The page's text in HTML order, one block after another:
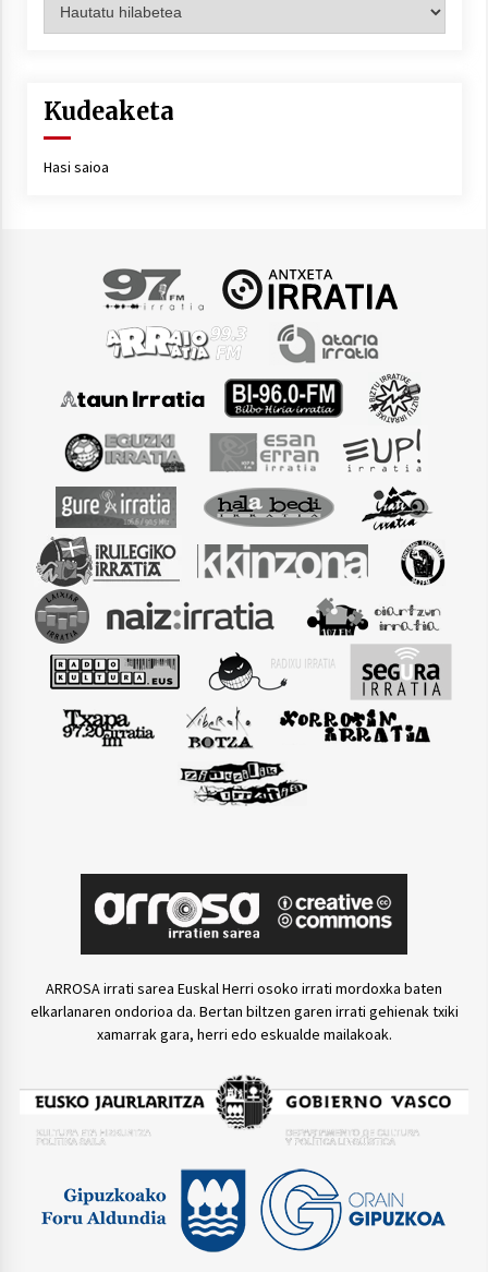
Kudeaketa
Hasi saioa
ARROSA irrati sarea Euskal Herri osoko irrati mordoxka baten
elkarlanaren ondorioa da. Bertan biltzen garen irrati gehienak txiki
xamarrak gara, herri edo eskualde mailakoak.